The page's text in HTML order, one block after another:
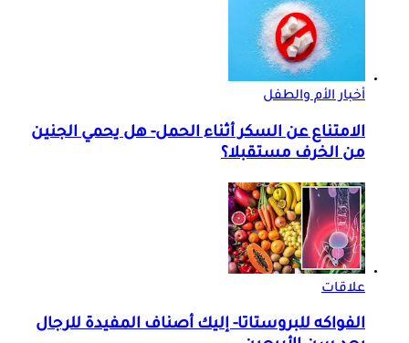
أخبار الأم والطفل
الامتناع عن السكر أثناء الحمل- هل يحمي الجنين
من الخرف مستقبلا؟
علاقات
الفواكه للبروستاتا- إليك أصناف المفيدة للرجال